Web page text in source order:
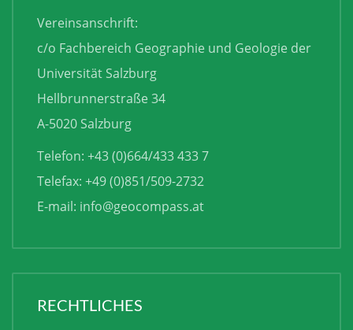
Vereinsanschrift:
c/o Fachbereich Geographie und Geologie der
Universität Salzburg
Hellbrunnerstraße 34
A-5020 Salzburg
Telefon: +43 (0)664/433 433 7
Telefax: +49 (0)851/509-2732
E-mail: info@geocompass.at
RECHTLICHES